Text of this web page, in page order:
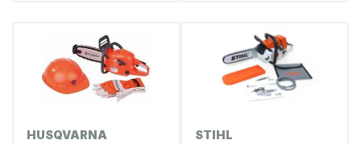
HUSQVARNA STIHL